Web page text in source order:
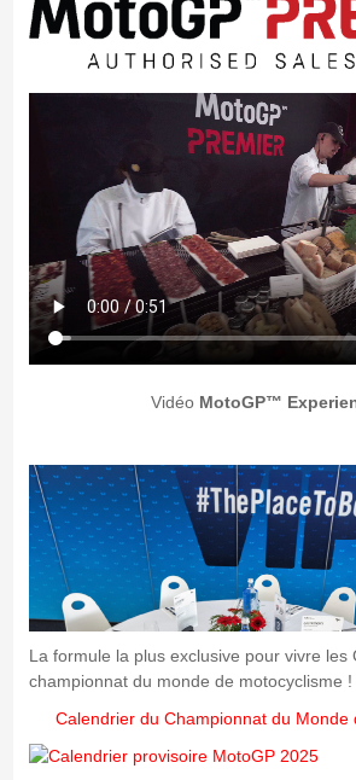
Vidéo MotoGP™
La formule la plus exclusive pour vivre les
championnat du monde de motocyclisme !
Calendrier du Championnat du Monde